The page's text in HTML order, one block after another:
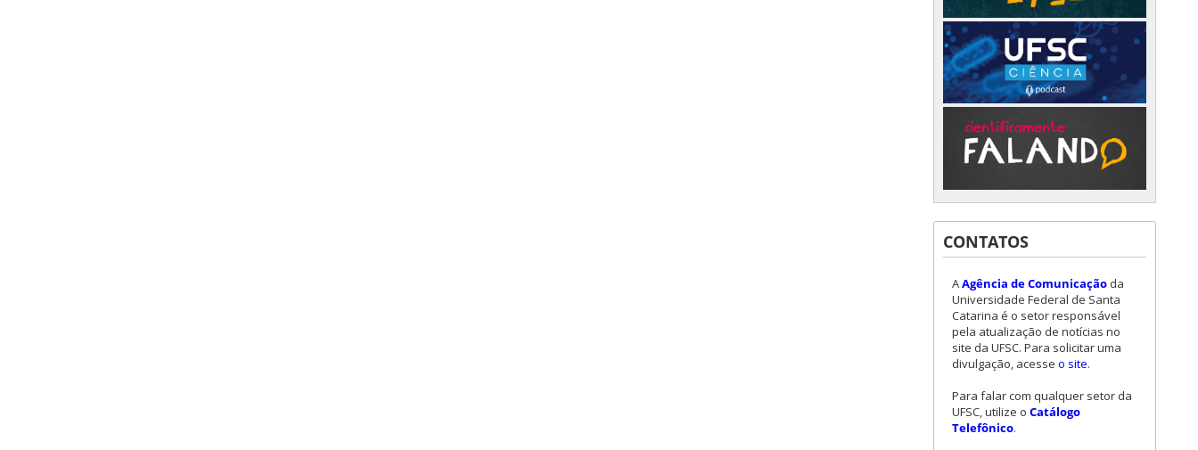
CONTATOS
AAgência de Comunicação da
Universidade Federal de Santa
Catarina é o setor responsável
pela atualização de notícias no
site da UFSC. Para solicitar uma
divulgação, acesse o site.
Para falar com qualquer setor da
UFSC, utilize o Catálogo
Telefônico.